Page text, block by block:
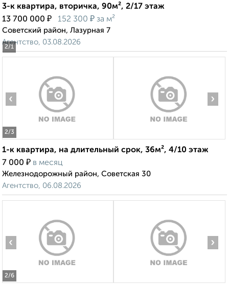
2/1
3-к квартира, вторичка, 90м², 2/17 этаж
13 700 000 ₽ 152 300 ₽ за м²
Советский район, Лазурная 7
Агентство, 03.08.2026
2/3
‹ ›
1-к квартира, на длительный срок, 36м², 4/10 этаж
7 000 ₽ в месяц
Железнодорожный район, Советская 30
Агентство, 06.08.2026
2/6
‹ ›